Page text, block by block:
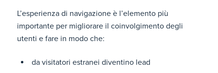
L’esperienza di navigazione è l’elemento più
importante per migliorare il coinvolgimento degli
utenti e fare in modo che:
da visitatori estranei diventino lead